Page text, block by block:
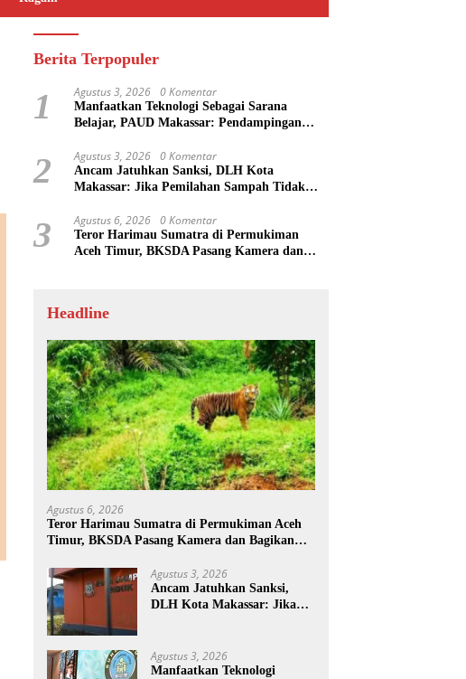
Berita Terpopuler
1 Agustus 3, 2026 0 Komentar
Manfaatkan Teknologi Sebagai Sarana
Belajar, PAUD Makassar: Pendampingan
2 Agustus 3, 2026 0 Komentar
Ancam Jatuhkan Sanksi, DLH Kota
Makassar: Jika Pemilahan Sampah Tidak
3 Agustus 6, 2026 0 Komentar
Teror Harimau Sumatra di Permukiman
Aceh Timur, BKSDA Pasang Kamera dan
Headline
Agustus 6, 2026
Teror Harimau Sumatra di Permukiman Aceh
Timur, BKSDA Pasang Kamera dan Bagikan
Agustus 3, 2026
Ancam Jatuhkan Sanksi,
DLH Kota Makassar: Jika
Agustus 3, 2026
Manfaatkan Teknologi